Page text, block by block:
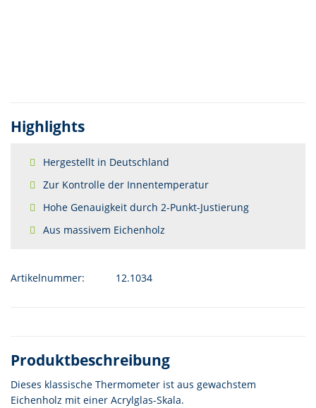
Highlights
Hergestellt in Deutschland
Zur Kontrolle der Innentemperatur
Hohe Genauigkeit durch 2-Punkt-Justierung
Aus massivem Eichenholz
Artikelnummer: 12.1034
Produktbeschreibung
Dieses klassische Thermometer ist aus gewachstem
Eichenholz mit einer Acrylglas-Skala.